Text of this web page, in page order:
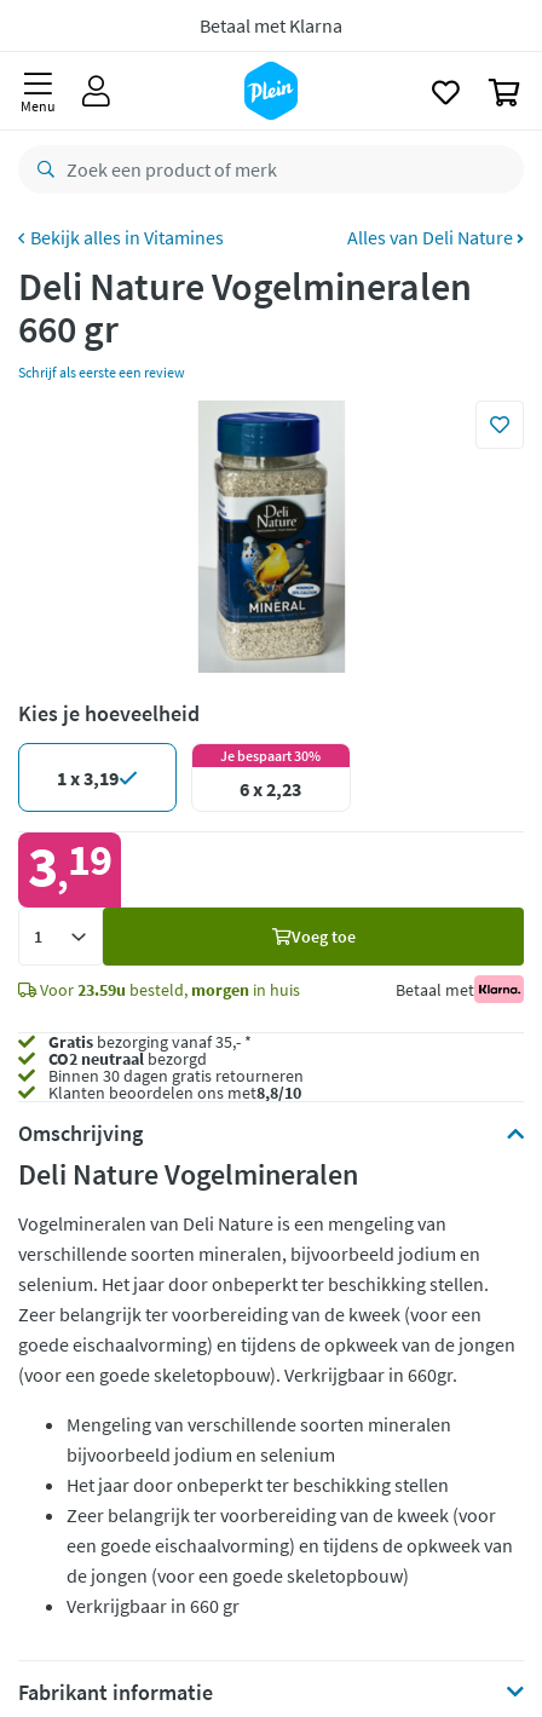
Gratisretourneren
8,8/10
CO2 neutraal
Menu
Vitamines Alles van Deli Nature
Deli Nature Vogelmineralen
660 gr
Schrijf als eerste een review
Kies je hoeveelheid
1 x 3,19
Je bespaart 30%
6 x 2,23
3,19
Voeg toe
Voor23.59u besteld, morgen in huis Betaal met
Gratis bezorging vanaf 35,- *
CO2 neutraalbezorgd
Binnen 30 dagen gratis retourneren
Klanten beoordelen ons met8,8/10
Omschrijving
Deli Nature Vogelmineralen
Vogelmineralen van Deli Nature is een mengeling van
verschillende soorten mineralen, bijvoorbeeld jodium en
selenium. Het jaar door onbeperkt ter beschikking stellen.
Zeer belangrijk ter voorbereiding van de kweek (voor een
goede eischaalvorming) en tijdens de opkweek van de jongen
(voor een goede skeletopbouw). Verkrijgbaar in 660gr.
Mengeling van verschillende soorten mineralen
bijvoorbeeld jodium en selenium
Het jaar door onbeperkt ter beschikking stellen
Zeer belangrijk ter voorbereiding van de kweek (voor
een goede eischaalvorming) en tijdens de opkweek van
de jongen (voor een goede skeletopbouw)
Verkrijgbaar in 660 gr
Fabrikant informatie